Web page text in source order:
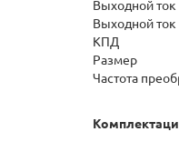
Выходной
Частота